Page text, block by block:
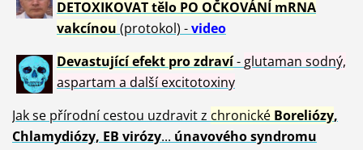
DETOXIKOVAT tělo PO OČKOVÁNÍ mRNA
vakcínou (protokol) -video
Devastující efekt pro zdraví- glutaman sodný,
aspartam a další excitotoxiny
Jak se přírodní cestou uzdravit z chronické Boreliózy,
Chlamydiózy, EB virózy... únavového syndromu